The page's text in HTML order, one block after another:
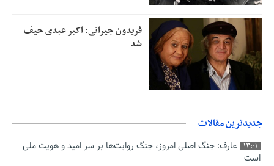
فریدون جیرانی: اکبر عبدی حیف
شد
جدیدترین مقالات
13:01
عارف: جنگ اصلی امروز، جنگ روایت‌ها بر سر امید و هویت ملی
است